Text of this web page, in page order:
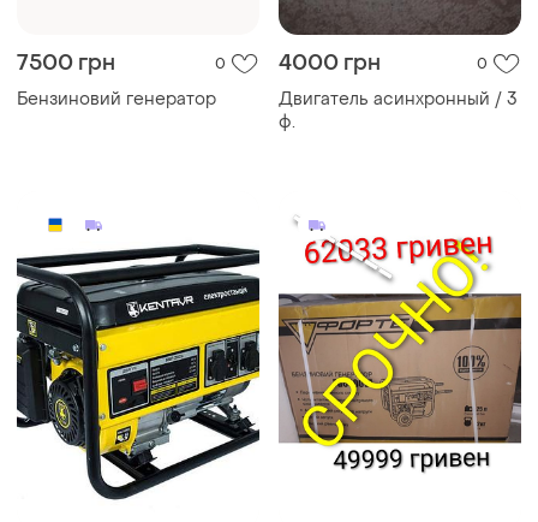
7500 грн 0
Бензиновий генератор
4000 грн 0
Двигатель асинхронный / 3
ф.